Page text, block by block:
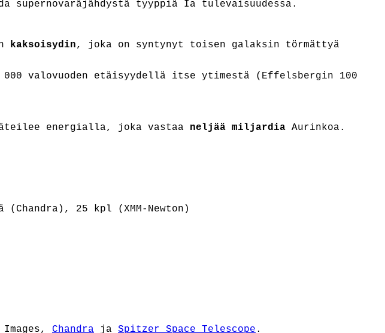
supernovaräjähdystä tyyppiä Ia tulevaisuudessa.
kaksoisydin, joka on syntynyt toisen galaksin törmättyä
valovuoden etäisyydellä itse ytimestä (Effelsbergin 100
energialla, joka vastaa neljää miljardia Aurinkoa.
(Chandra), 25 kpl (XMM-Newton)
Chandra ja Spitzer Space Telescope .